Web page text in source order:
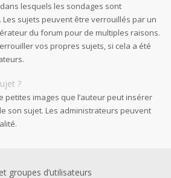
lesquels les sondages sont
sujets peuvent être verrouillés par un
du forum pour de multiples raisons.
vos propres sujets, si cela a été
?
petites images que l’auteur peut insérer
son sujet. Les administrateurs peuvent
groupes d’utilisateurs